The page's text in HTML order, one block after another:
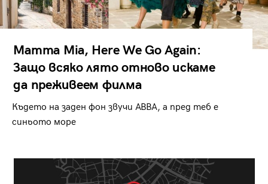
Mamma Mia, Here We Go Again:
Защо всяко лято отново искаме
да преживеем филма
Където на заден фон звучи ABBA, а пред теб е
синьото море